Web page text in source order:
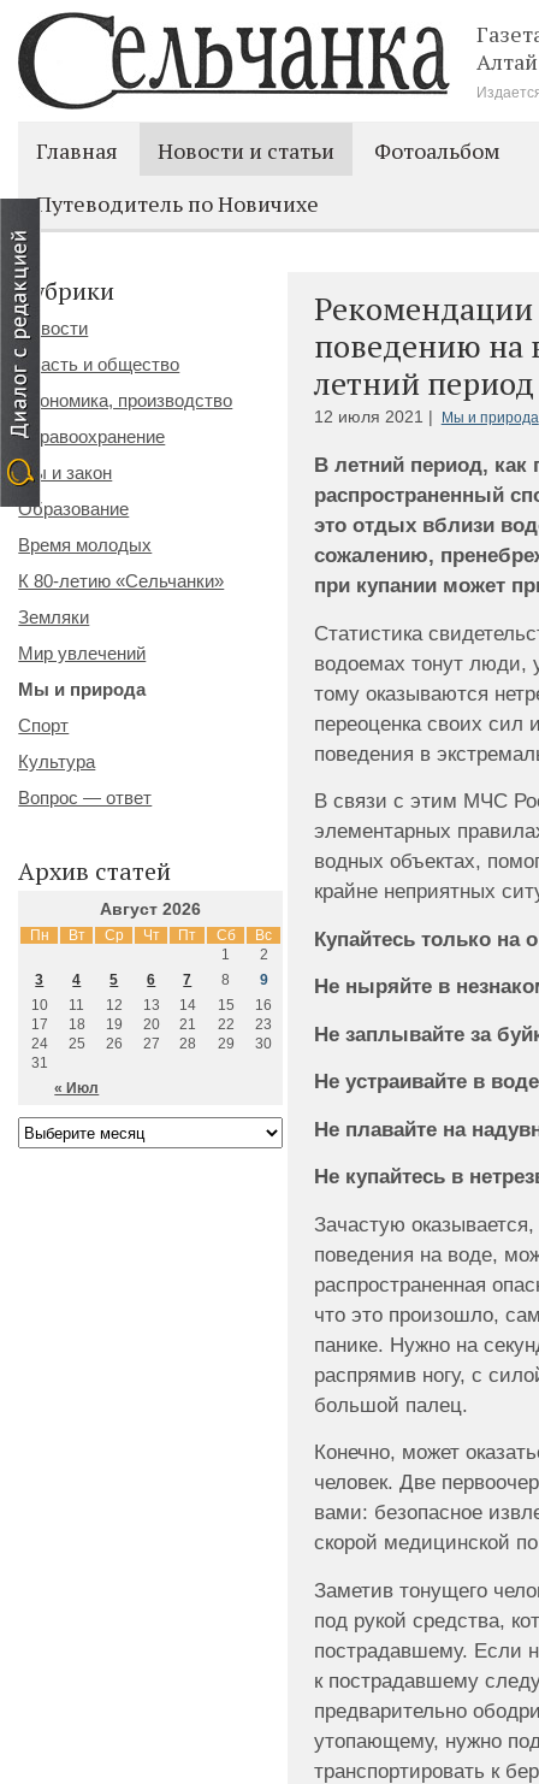
Главная Новости и статьи
Фотоальбом
Путеводитель по Новичихе
поведению на
летний период
12 июля 2021 | Мы и природа
В летний период, как
распространенный
это отдых вблизи
сожалению,
при купании может
Статистика
водоемах тонут
тому оказываются
переоценка своих сил
поведения в
В связи с этим МЧС
элементарных
водных объектах,
крайне неприятных
Купайтесь только на
Не ныряйте в
Не заплывайте за
Не устраивайте в
Не плавайте на
Не купайтесь в
Зачастую
поведения на воде,
распространенная
что это произошло,
панике. Нужно на
распрямив ногу, с
большой палец.
Конечно, может
человек. Две
вами: безопасное
скорой медицинской
Заметив тонущего
под рукой средства,
пострадавшему. Если
к пострадавшему
предварительно
утопающему, нужно
транспортировать к
Рубрики
Новости
Власть и общество
Экономика, производство
Здравоохранение
Мы и закон
Образование
Время молодых
К 80-летию «Сельчанки»
Земляки
Мир увлечений
Мы и природа
Спорт
Культура
Вопрос — ответ
Архив статей
Август 2026
Пн Вт Ср Чт Пт Сб Вс
« Июл
1
2
3
4 5 6 7 8
9
10
11 12 13 14 15
16
17
18 19 20 21 22
23
24
25 26 27 28 29
30
31